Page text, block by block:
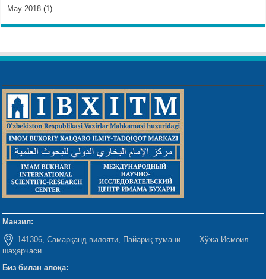
May 2018 (1)
Манзил:
141306, Самарқанд вилояти, Пайариқ тумани Хўжа Исмоил
шаҳарчаси
Биз билан алоқа: